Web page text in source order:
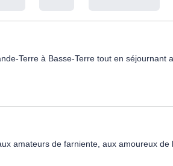
Terre à Basse-Terre tout en séjournant
amateurs de farniente, aux amoureux de